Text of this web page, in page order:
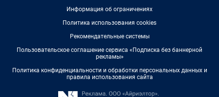
Информация об ограничениях
Политика использования cookies
Рекомендательные системы
Пользовательское соглашение сервиса «Подписка без баннерной
рекламы»
Политика конфиденциальности и обработки персональных данных и
правила использования сайта